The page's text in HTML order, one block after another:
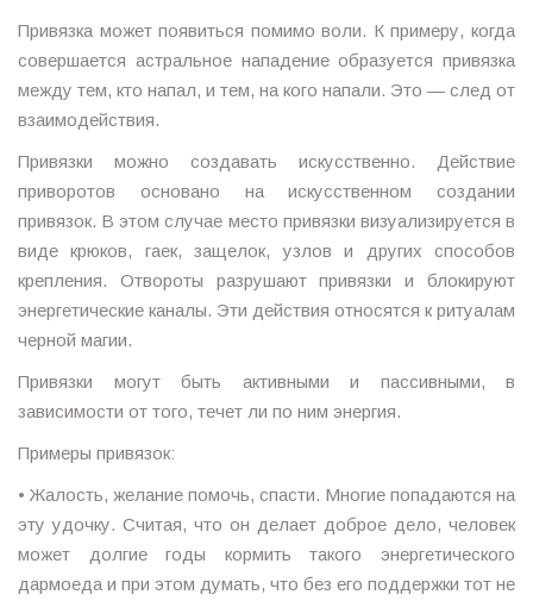
Привязка может появиться помимо воли. К примеру, когда
совершается астральное нападение образуется привязка
между тем, кто напал, и тем, на кого напали. Это — след от
взаимодействия.
Привязки можно создавать искусственно. Действие
приворотов основано на искусственном создании
привязок. В этом случае место привязки визуализируется в
виде крюков, гаек, защелок, узлов и других способов
крепления. Отвороты разрушают привязки и блокируют
энергетические каналы. Эти действия относятся к ритуалам
черной магии.
Привязки могут быть активными и пассивными, в
зависимости от того, течет ли по ним энергия.
Примеры привязок:
• Жалость, желание помочь, спасти. Многие попадаются на
эту удочку. Считая, что он делает доброе дело, человек
может долгие годы кормить такого энергетического
дармоеда и при этом думать, что без его поддержки тот не